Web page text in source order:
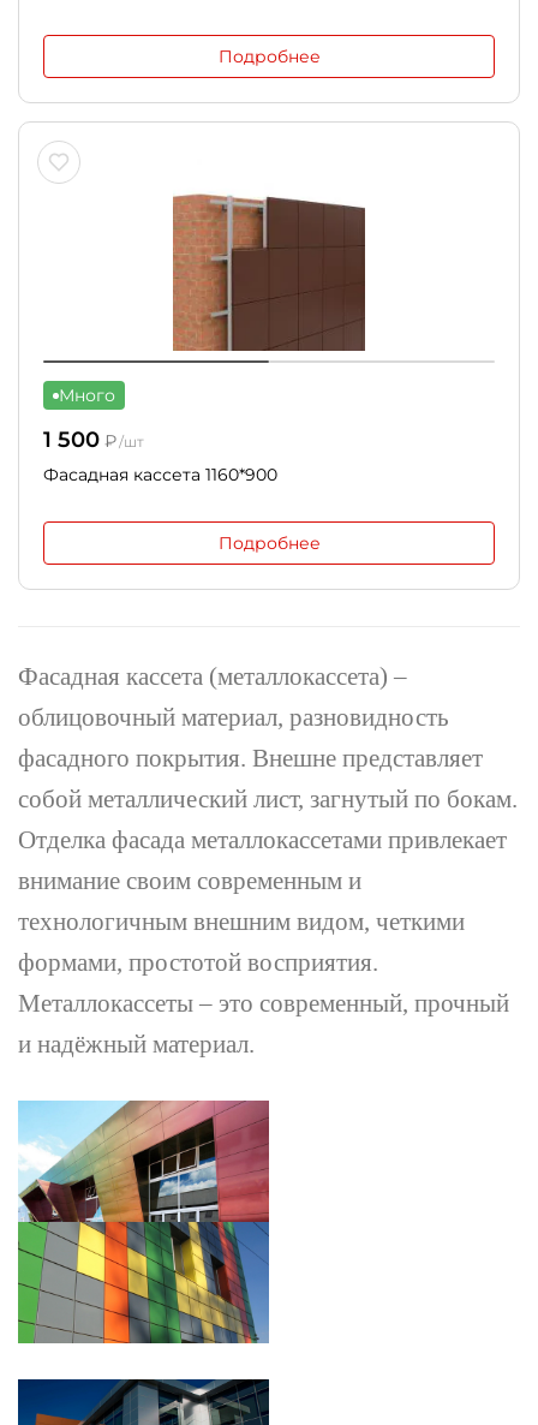
Подробнее
Много
1 500 ₽/шт
Фасадная кассета 1160*900
Подробнее
Фасадная кассета (металлокассета) –
облицовочный материал, разновидность
фасадного покрытия. Внешне представляет
собой металлический лист, загнутый по бокам.
Отделка фасада металлокассетами привлекает
внимание своим современным и
технологичным внешним видом, четкими
формами, простотой восприятия.
Металлокассеты – это современный, прочный
и надёжный материал.